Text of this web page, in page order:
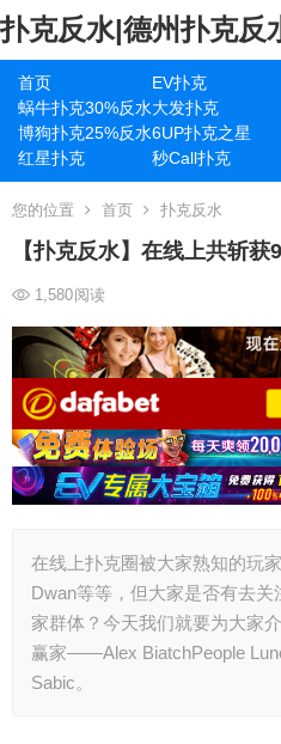
扑克反水|德州扑克反
首页 EV扑克
蜗牛扑克30%反水大发扑克
博狗扑克25%反水6UP扑克之星
红星扑克
秒Call扑克
您的位置 首页 扑克反水
【扑克反水】在线上共斩获
1,580阅读
在线上扑克圈被大家熟知的玩
Dwan等等，但大家是否有去
家群体？今天我们就要为大家
赢家——Alex BiatchPeople
Sabic。